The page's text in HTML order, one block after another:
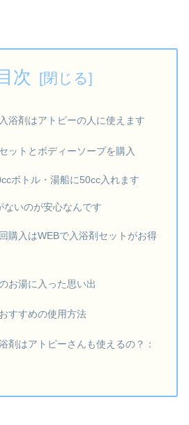
次
浴剤はアトピーの人に使えます
ットとボディーソープを購入
ボトル・湯船に50cc入れます
ないのが安心なんです
購入はWEBで入浴剤セットがお得
お湯に入った思い出
すすめの使用方法
剤はアトピーさんも使えるの？：